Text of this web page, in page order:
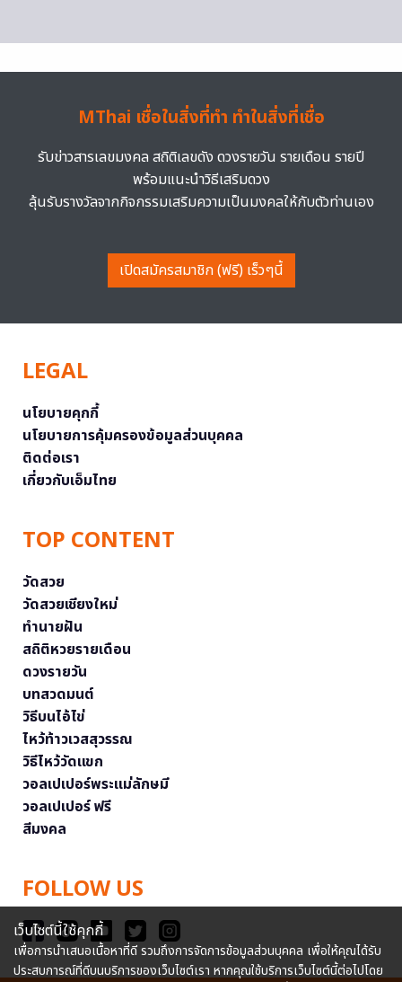
MThai เชื่อในสิ่งที่ทำ ทำในสิ่งที่เชื่อ
รับข่าวสารเลขมงคล สถิติเลขดัง ดวงรายวัน รายเดือน รายปี
พร้อมแนะนำวิธีเสริมดวง
ลุ้นรับรางวัลจากกิจกรรมเสริมความเป็นมงคลให้กับตัวท่านเอง
เปิดสมัครสมาชิก (ฟรี) เร็วๆนี้
LEGAL
นโยบายคุกกี้
นโยบายการคุ้มครองข้อมูลส่วนบุคคล
ติดต่อเรา
เกี่ยวกับเอ็มไทย
TOP CONTENT
วัดสวย
วัดสวยเชียงใหม่
ทำนายฝัน
สถิติหวยรายเดือน
ดวงรายวัน
บทสวดมนต์
วิธีบนไอ้ไข่
ไหว้ท้าวเวสสุวรรณ
วิธีไหว้วัดแขก
วอลเปเปอร์พระแม่ลักษมี
วอลเปเปอร์ ฟรี
สีมงคล
FOLLOW US
เว็บไซต์นี้ใช้คุกกี้
เพื่อการนำเสนอเนื้อหาที่ดี รวมถึงการจัดการข้อมูลส่วนบุคคล เพื่อให้คุณได้รับ
ประสบการณ์ที่ดีบนบริการของเว็บไซต์เรา หากคุณใช้บริการเว็บไซต์นี้ต่อไปโดย